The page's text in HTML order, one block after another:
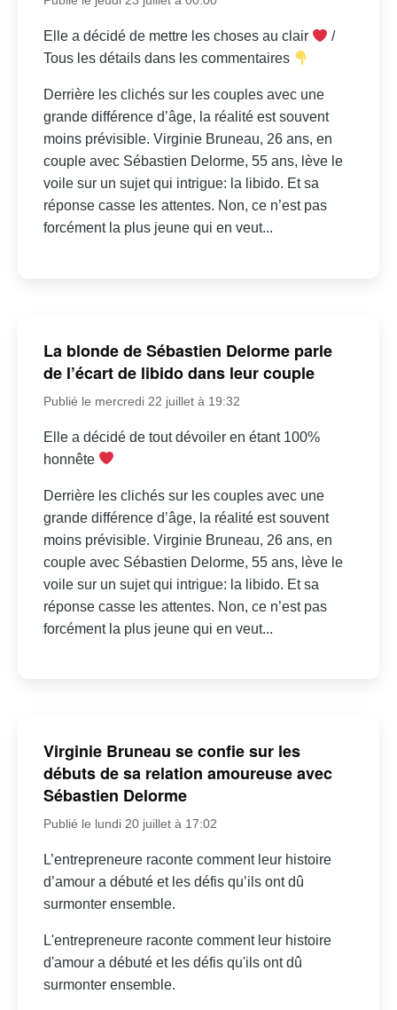
Elle a décidé de mettre les choses au clair
/
Tous les détails dans les commentaires
Derrière les clichés sur les couples avec une
grande différence d’âge, la réalité est souvent
moins prévisible. Virginie Bruneau, 26 ans, en
couple avec Sébastien Delorme, 55 ans, lève le
voile sur un sujet qui intrigue: la libido. Et sa
réponse casse les attentes. Non, ce n’est pas
forcément la plus jeune qui en veut...
La blonde de Sébastien Delorme parle
de l’écart de libido dans leur couple
Publié le mercredi 22 juillet à 19:32
Elle a décidé de tout dévoiler en étant 100%
honnête
Derrière les clichés sur les couples avec une
grande différence d’âge, la réalité est souvent
moins prévisible. Virginie Bruneau, 26 ans, en
couple avec Sébastien Delorme, 55 ans, lève le
voile sur un sujet qui intrigue: la libido. Et sa
réponse casse les attentes. Non, ce n’est pas
forcément la plus jeune qui en veut...
Virginie Bruneau se confie sur les
débuts de sa relation amoureuse avec
Sébastien Delorme
Publié le lundi 20 juillet à 17:02
L’entrepreneure raconte comment leur histoire
d’amour a débuté et les défis qu’ils ont dû
surmonter ensemble.
L'entrepreneure raconte comment leur histoire
d'amour a débuté et les défis qu'ils ont dû
surmonter ensemble.